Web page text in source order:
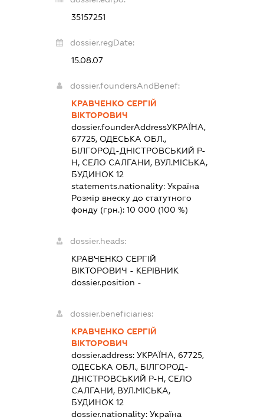
35157251
dossier.regDate:
15.08.07
dossier.foundersAndBenef:
КРАВЧЕНКО СЕРГІЙ
ВІКТОРОВИЧ
dossier.founderAddressУКРАЇНА,
67725, ОДЕСЬКА ОБЛ.,
БІЛГОРОД-ДНІСТРОВСЬКИЙ Р-
Н, СЕЛО САЛГАНИ, ВУЛ.МІСЬКА,
БУДИНОК 12
statements.nationality:Україна
Розмір внеску до статутного
фонду (грн.):10 000 (100 %)
dossier.heads:
КРАВЧЕНКО СЕРГІЙ
ВІКТОРОВИЧ - КЕРІВНИК
dossier.position -
dossier.beneficiaries:
КРАВЧЕНКО СЕРГІЙ
ВІКТОРОВИЧ
dossier.address:УКРАЇНА, 67725,
ОДЕСЬКА ОБЛ., БІЛГОРОД-
ДНІСТРОВСЬКИЙ Р-Н, СЕЛО
САЛГАНИ, ВУЛ.МІСЬКА,
БУДИНОК 12
dossier.nationality:Україна